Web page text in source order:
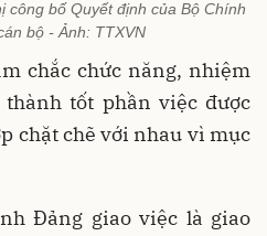
công bố Quyết định của Bộ Chính
bộ - Ảnh: TTXVN
chắc chức năng, nhiệm
tốt phần việc được
chặt chẽ với nhau vì mục
Đảng giao việc là giao